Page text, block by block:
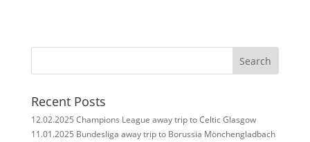
Search
Recent Posts
12.02.2025 Champions League away trip to Celtic Glasgow
11.01.2025 Bundesliga away trip to Borussia Mönchengladbach